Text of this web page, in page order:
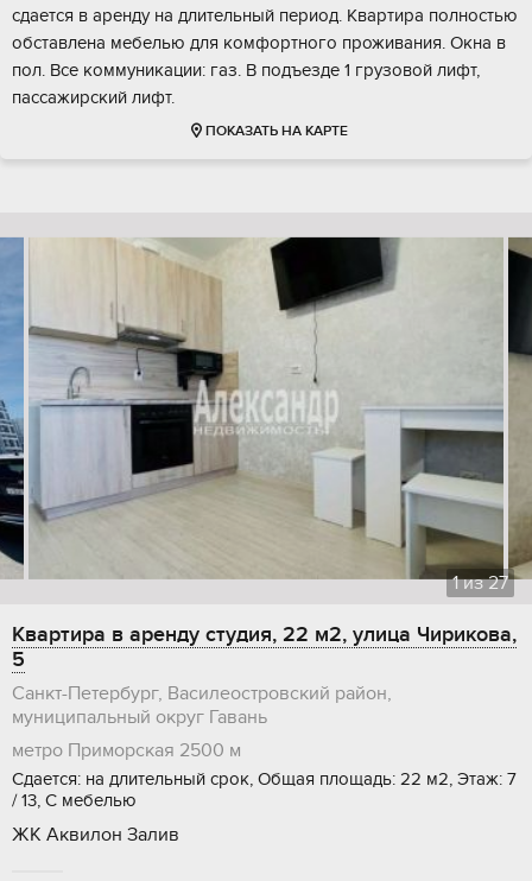
сдается в аренду на длительный период. Квартира полностью
обставлена мебелью для комфортного проживания. Окна в
пол. Все коммуникации: газ. В подъезде 1 грузовой лифт,
пассажирский лифт.
ПОКАЗАТЬ НА КАРТЕ
1из27
Квартира в аренду студия, 22 м2, улица Чирикова,
5
Санкт-Петербург, Василеостровский район,
муниципальный округ Гавань
метро Приморская 2500 м
Сдается: на длительный срок, Общая площадь: 22 м2, Этаж: 7
/ 13, С мебелью
ЖК Аквилон Залив